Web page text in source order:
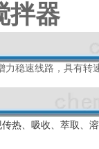
拌器
稳速线路，具有转
热、吸收、萃取、